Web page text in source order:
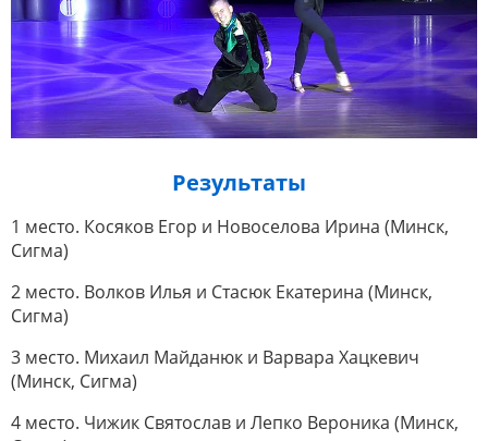
Результаты
1 место. Косяков Егор и Новоселова Ирина (Минск,
Сигма)
2 место. Волков Илья и Стасюк Екатерина (Минск,
Сигма)
3 место. Михаил Майданюк и Варвара Хацкевич
(Минск, Сигма)
4 место. Чижик Святослав и Лепко Вероника (Минск,